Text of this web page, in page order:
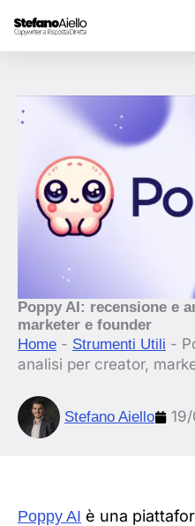
contenuto
Poppy AI: recensione e
marketer e founder
Home - Strumenti Utili -
analisi per creator,
Stefano Aiello
Poppy AI è una